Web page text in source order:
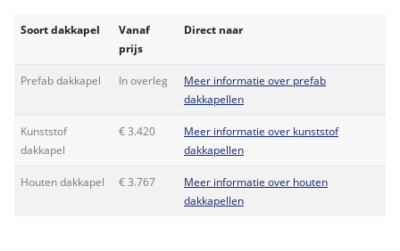
Soort dakkapel
Vanaf
prijs
Direct naar
Prefab dakkapel In overleg
Meer informatie over prefab
dakkapellen
Kunststof
dakkapel
€ 3.420
Meer informatie over kunststof
dakkapellen
Houten dakkapel € 3.767
Meer informatie over houten
dakkapellen